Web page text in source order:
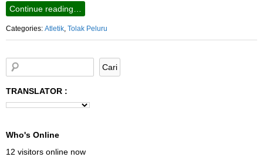
Continue reading…
Categories: Atletik Tolak Peluru
TRANSLATOR :
Who's Online
12 visitors online now